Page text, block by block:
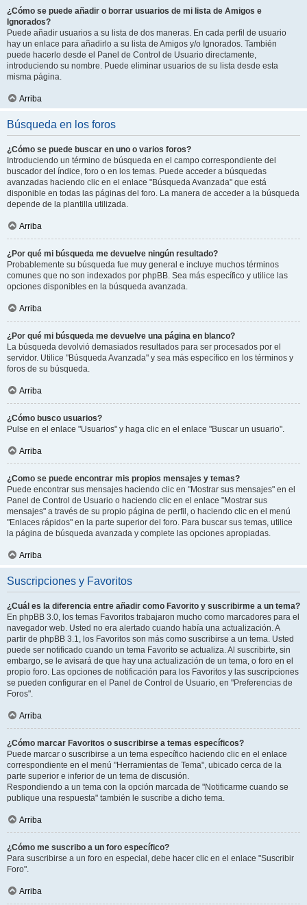
¿Cómo se puede añadir o borrar usuarios de mi lista de Amigos e
Ignorados?
Puede añadir usuarios a su lista de dos maneras. En cada perfil de usuario
hay un enlace para añadirlo a su lista de Amigos y/o Ignorados. También
puede hacerlo desde el Panel de Control de Usuario directamente,
introduciendo su nombre. Puede eliminar usuarios de su lista desde esta
misma página.
Arriba
Búsqueda en los foros
¿Cómo se puede buscar en uno o varios foros?
Introduciendo un término de búsqueda en el campo correspondiente del
buscador del índice, foro o en los temas. Puede acceder a búsquedas
avanzadas haciendo clic en el enlace "Búsqueda Avanzada" que está
disponible en todas las páginas del foro. La manera de acceder a la búsqueda
depende de la plantilla utilizada.
Arriba
¿Por qué mi búsqueda me devuelve ningún resultado?
Probablemente su búsqueda fue muy general e incluye muchos términos
comunes que no son indexados por phpBB. Sea más específico y utilice las
opciones disponibles en la búsqueda avanzada.
Arriba
¿Por qué mi búsqueda me devuelve una página en blanco?
La búsqueda devolvió demasiados resultados para ser procesados por el
servidor. Utilice "Búsqueda Avanzada" y sea más específico en los términos y
foros de su búsqueda.
Arriba
¿Cómo busco usuarios?
Pulse en el enlace "Usuarios" y haga clic en el enlace "Buscar un usuario".
Arriba
¿Como se puede encontrar mis propios mensajes y temas?
Puede encontrar sus mensajes haciendo clic en "Mostrar sus mensajes" en el
Panel de Control de Usuario o haciendo clic en el enlace "Mostrar sus
mensajes" a través de su propio página de perfil, o haciendo clic en el menú
"Enlaces rápidos" en la parte superior del foro. Para buscar sus temas, utilice
la página de búsqueda avanzada y complete las opciones apropiadas.
Arriba
Suscripciones y Favoritos
¿Cuál es la diferencia entre añadir como Favorito y suscribirme a un tema?
En phpBB 3.0, los temas Favoritos trabajaron mucho como marcadores para el
navegador web. Usted no era alertado cuando había una actualización. A
partir de phpBB 3.1, los Favoritos son más como suscribirse a un tema. Usted
puede ser notificado cuando un tema Favorito se actualiza. Al suscribirte, sin
embargo, se le avisará de que hay una actualización de un tema, o foro en el
propio foro. Las opciones de notificación para los Favoritos y las suscripciones
se pueden configurar en el Panel de Control de Usuario, en "Preferencias de
Foros".
Arriba
¿Cómo marcar Favoritos o suscribirse a temas específicos?
Puede marcar o suscribirse a un tema específico haciendo clic en el enlace
correspondiente en el menú "Herramientas de Tema", ubicado cerca de la
parte superior e inferior de un tema de discusión.
Respondiendo a un tema con la opción marcada de "Notificarme cuando se
publique una respuesta" también le suscribe a dicho tema.
Arriba
¿Cómo me suscribo a un foro específico?
Para suscribirse a un foro en especial, debe hacer clic en el enlace "Suscribir
Foro".
Arriba